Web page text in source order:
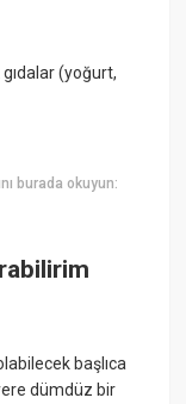
(yoğurt,
burada okuyun:
başlıca
dümdüz bir